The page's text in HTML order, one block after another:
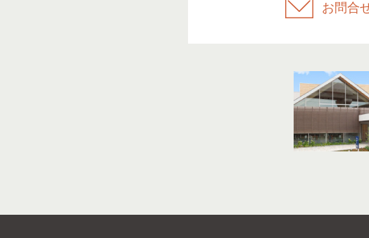
お問合